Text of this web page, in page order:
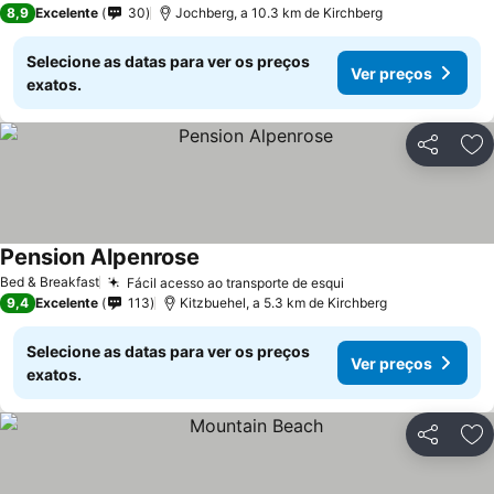
8,9 Excelente 30 Jochberg, a 10.3 km de Kirchberg
Selecione as datas para ver os preços
exatos.
Ver preços
Partilhar
Bed & Breakfast Fácil acesso ao transporte de esqui
Pension Alpenrose
9,4 Excelente 113 Kitzbuehel, a 5.3 km de Kirchberg
Selecione as datas para ver os preços
exatos.
Ver preços
Partilhar